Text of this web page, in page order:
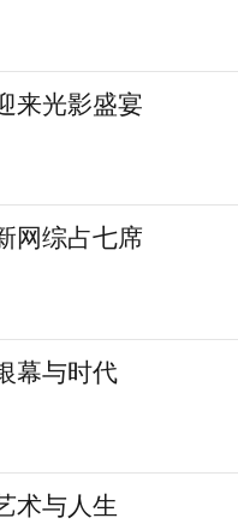
来光影盛宴
网综占七席
幕与时代
术与人生